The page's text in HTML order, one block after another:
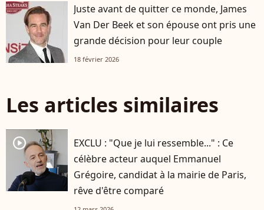
Juste avant de quitter ce monde, James
Van Der Beek et son épouse ont pris une
grande décision pour leur couple
18 février 2026
Les articles similaires
player2
EXCLU : "Que je lui ressemble..." : Ce
célèbre acteur auquel Emmanuel
Grégoire, candidat à la mairie de Paris,
rêve d'être comparé